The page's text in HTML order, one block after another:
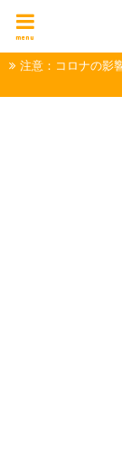
menu
注意：コロナの影